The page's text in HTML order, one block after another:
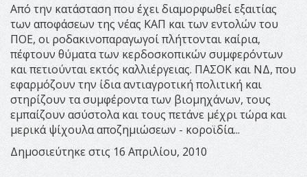
Από την κατάσταση που έχει διαμορφωθεί εξαιτίας
των αποφάσεων της νέας ΚΑΠ και των εντολών του
ΠΟΕ, οι ροδακινοπαραγωγοί πλήττονται καίρια,
πέφτουν θύματα των κερδοσκοπικών συμφερόντων
και πετιούνται εκτός καλλιέργειας. ΠΑΣΟΚ και ΝΔ, που
εφαρμόζουν την ίδια αντιαγροτική πολιτική και
στηρίζουν τα συμφέροντα των βιομηχάνων, τους
εμπαίζουν ασύστολα και τους πετάνε μέχρι τώρα και
μερικά ψίχουλα αποζημιώσεων - κοροϊδία...
Δημοσιεύτηκε στις 16 Απριλίου, 2010